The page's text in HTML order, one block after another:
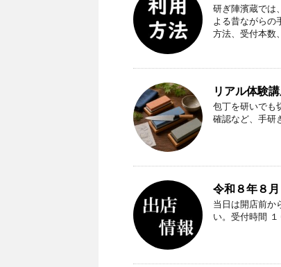
研ぎ陣濱蔵では
よる昔ながらの
方法、受付本数
リアル体験
包丁を研いでも
確認など、手研
令和８年８
当日は開店前か
い。受付時間